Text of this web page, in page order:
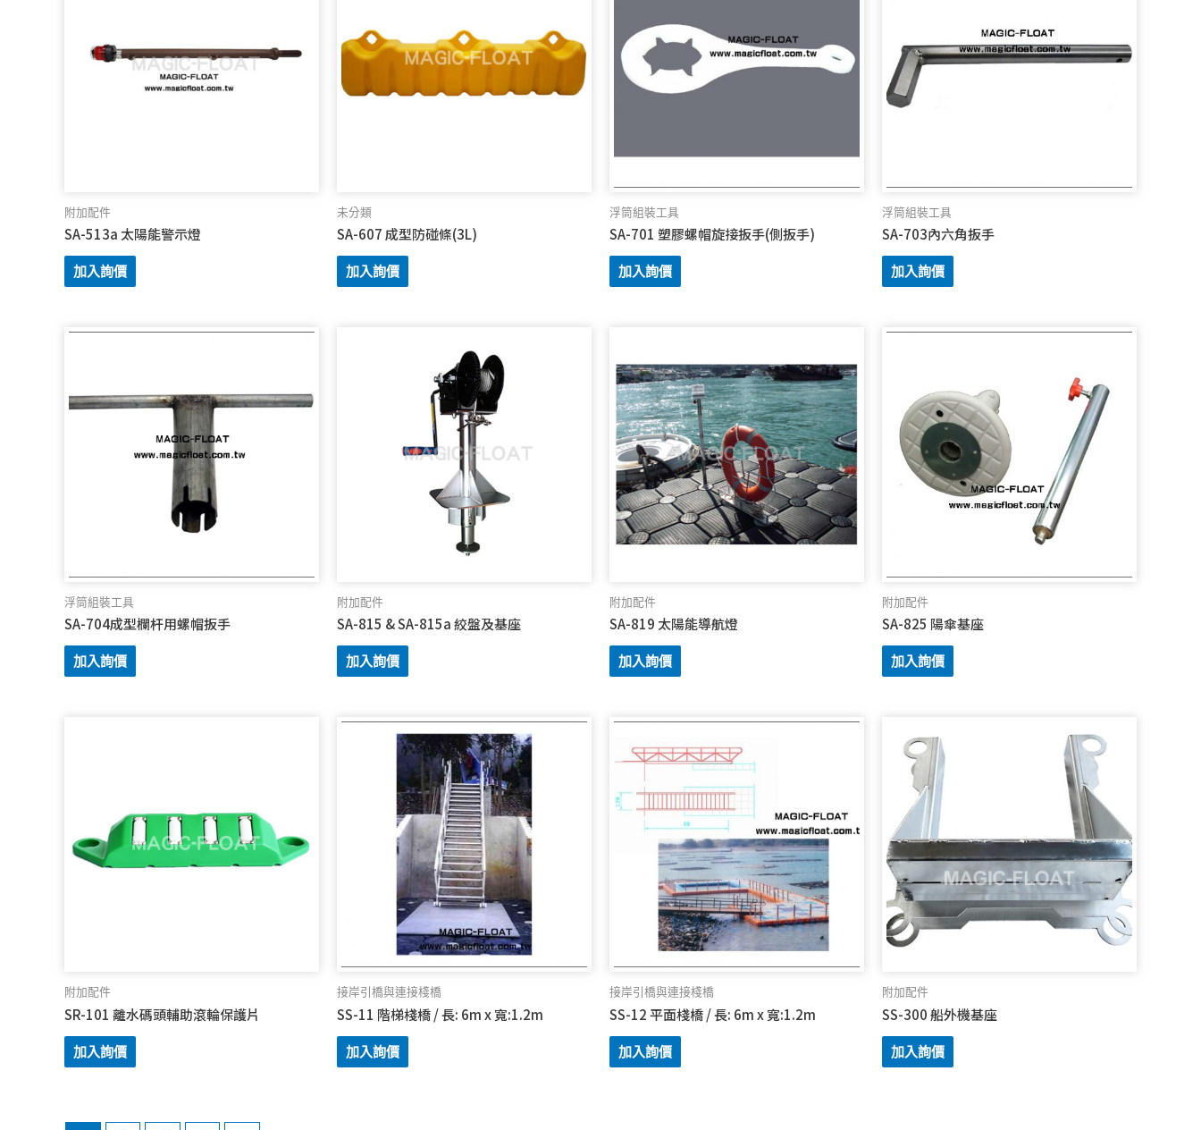
附加配件
SA-513a 太陽能警示燈
加入詢價
未分類
SA-607 成型防碰條(3L)
加入詢價
浮筒組裝工具
SA-701 塑膠螺帽旋接扳手(側扳手)
加入詢價
浮筒組裝工具
SA-703內六角扳手
加入詢價
浮筒組裝工具
SA-704成型欄杆用螺帽扳手
加入詢價
附加配件
SA-815 & SA-815a 絞盤及基座
加入詢價
附加配件
SA-819 太陽能導航燈
加入詢價
附加配件
SA-825 陽傘基座
加入詢價
附加配件
SR-101 離水碼頭輔助滾輪保護片
加入詢價
接岸引橋與連接棧橋
SS-11 階梯棧橋 / 長: 6m x 寬:1.2m
加入詢價
接岸引橋與連接棧橋
SS-12 平面棧橋 / 長: 6m x 寬:1.2m
加入詢價
附加配件
SS-300 船外機基座
加入詢價